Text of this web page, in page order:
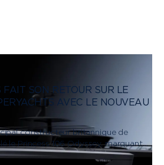
FAIT SON RETOUR SUR LE
AVEC LE NOUVEAU
constructeur britannique de
le Princess 106 Odyssey, marquant
catégorie des superyachts.